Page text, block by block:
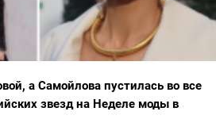
а Самойлова пустилась во все
звезд на Неделе моды в